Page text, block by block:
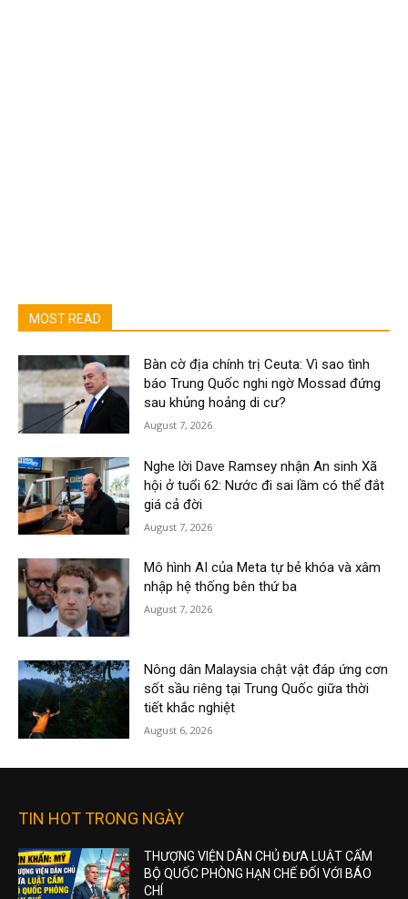
MOST READ
Bàn cờ địa chính trị Ceuta: Vì sao tình
báo Trung Quốc nghi ngờ Mossad đứng
sau khủng hoảng di cư?
August 7, 2026
Nghe lời Dave Ramsey nhận An sinh Xã
hội ở tuổi 62: Nước đi sai lầm có thể đắt
giá cả đời
August 7, 2026
Mô hình AI của Meta tự bẻ khóa và xâm
nhập hệ thống bên thứ ba
August 7, 2026
Nông dân Malaysia chật vật đáp ứng cơn
sốt sầu riêng tại Trung Quốc giữa thời
tiết khắc nghiệt
August 6, 2026
TIN HOT TRONG NGÀY
THƯỢNG VIỆN DÂN CHỦ ĐƯA LUẬT CẤM
BỘ QUỐC PHÒNG HẠN CHẾ ĐỐI VỚI BÁO
CHÍ